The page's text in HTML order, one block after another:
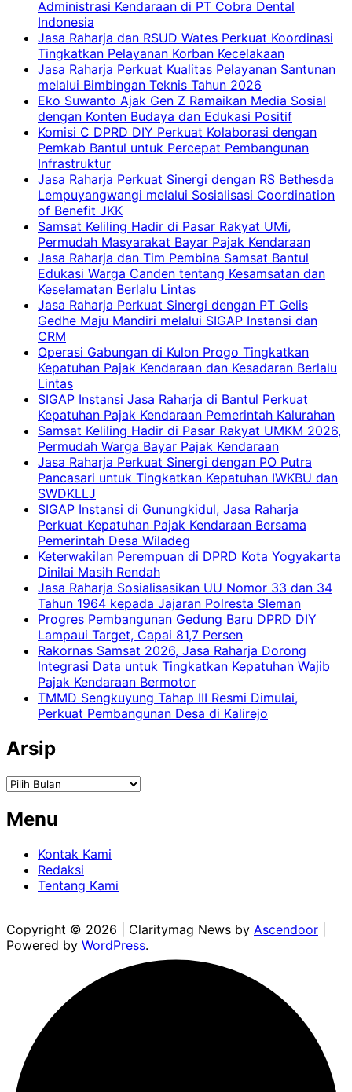
Administrasi Kendaraan di PT Cobra Dental
Indonesia
Jasa Raharja dan RSUD Wates Perkuat Koordinasi
Tingkatkan Pelayanan Korban Kecelakaan
Jasa Raharja Perkuat Kualitas Pelayanan Santunan
melalui Bimbingan Teknis Tahun 2026
Eko Suwanto Ajak Gen Z Ramaikan Media Sosial
dengan Konten Budaya dan Edukasi Positif
Komisi C DPRD DIY Perkuat Kolaborasi dengan
Pemkab Bantul untuk Percepat Pembangunan
Infrastruktur
Jasa Raharja Perkuat Sinergi dengan RS Bethesda
Lempuyangwangi melalui Sosialisasi Coordination
of Benefit JKK
Samsat Keliling Hadir di Pasar Rakyat UMi,
Permudah Masyarakat Bayar Pajak Kendaraan
Jasa Raharja dan Tim Pembina Samsat Bantul
Edukasi Warga Canden tentang Kesamsatan dan
Keselamatan Berlalu Lintas
Jasa Raharja Perkuat Sinergi dengan PT Gelis
Gedhe Maju Mandiri melalui SIGAP Instansi dan
CRM
Operasi Gabungan di Kulon Progo Tingkatkan
Kepatuhan Pajak Kendaraan dan Kesadaran Berlalu
Lintas
SIGAP Instansi Jasa Raharja di Bantul Perkuat
Kepatuhan Pajak Kendaraan Pemerintah Kalurahan
Samsat Keliling Hadir di Pasar Rakyat UMKM 2026,
Permudah Warga Bayar Pajak Kendaraan
Jasa Raharja Perkuat Sinergi dengan PO Putra
Pancasari untuk Tingkatkan Kepatuhan IWKBU dan
SWDKLLJ
SIGAP Instansi di Gunungkidul, Jasa Raharja
Perkuat Kepatuhan Pajak Kendaraan Bersama
Pemerintah Desa Wiladeg
Keterwakilan Perempuan di DPRD Kota Yogyakarta
Dinilai Masih Rendah
Jasa Raharja Sosialisasikan UU Nomor 33 dan 34
Tahun 1964 kepada Jajaran Polresta Sleman
Progres Pembangunan Gedung Baru DPRD DIY
Lampaui Target, Capai 81,7 Persen
Rakornas Samsat 2026, Jasa Raharja Dorong
Integrasi Data untuk Tingkatkan Kepatuhan Wajib
Pajak Kendaraan Bermotor
TMMD Sengkuyung Tahap III Resmi Dimulai,
Perkuat Pembangunan Desa di Kalirejo
Arsip
Arsip
Menu
Kontak Kami
Redaksi
Tentang Kami
Copyright © 2026 | Claritymag News by Ascendoor
Powered by WordPress.